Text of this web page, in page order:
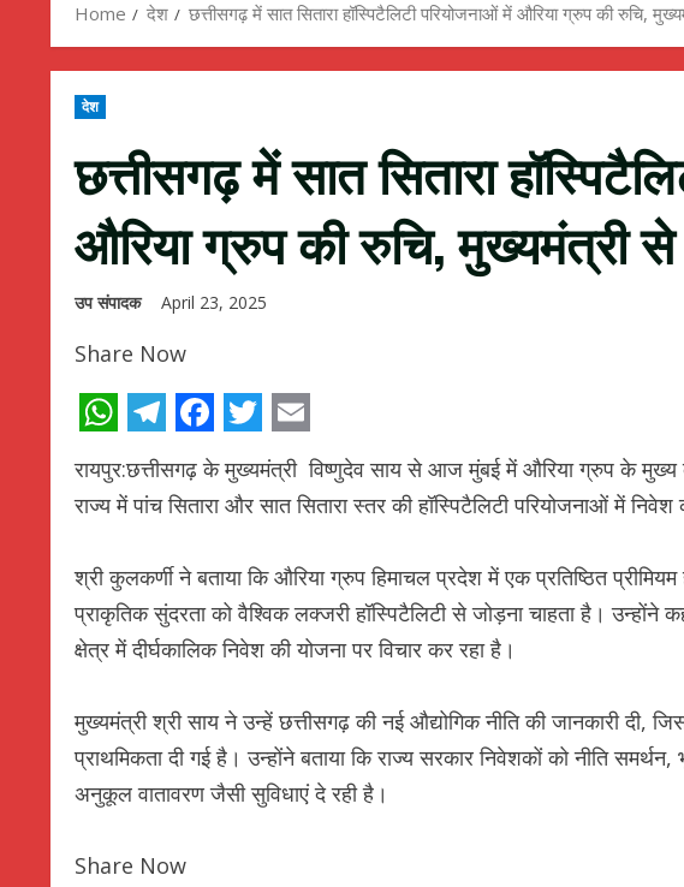
Home देश छत्तीसगढ़ में सात सितारा हॉस्पिटैलिटी परियोजनाओं में औरिया ग्रुप की रुचि,
देश
छत्तीसगढ़ में सात सितारा
औरिया ग्रुप की रुचि, मुख्यमंत्री से
उप संपादक April 23, 2025
Share Now
WhatsApp
Telegram
Facebook
Twitter
Email
रायपुर:छत्तीसगढ़ के मुख्यमंत्री विष्णुदेव साय से आज मुंबई में औरिया ग्रुप के
राज्य में पांच सितारा और सात सितारा स्तर की हॉस्पिटैलिटी परियोजनाओं में निवेश
श्री कुलकर्णी ने बताया कि औरिया ग्रुप हिमाचल प्रदेश में एक प्रतिष्ठित
प्राकृतिक सुंदरता को वैश्विक लक्जरी हॉस्पिटैलिटी से जोड़ना चाहता है।
क्षेत्र में दीर्घकालिक निवेश की योजना पर विचार कर रहा है।
मुख्यमंत्री श्री साय ने उन्हें छत्तीसगढ़ की नई औद्योगिक नीति की जानकारी दी,
प्राथमिकता दी गई है। उन्होंने बताया कि राज्य सरकार निवेशकों को नीति
अनुकूल वातावरण जैसी सुविधाएं दे रही है।
Share Now